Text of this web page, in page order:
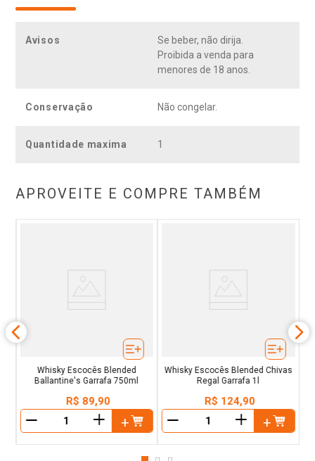
dirija.
Avisos
Se beber, não dirija.
Proibida a venda para
menores de 18 anos.
Conservação Não congelar.
Quantidade maxima 1
APROVEITE E COMPRE TAMBÉM
Whisky Escocês Blended
Ballantine's Garrafa 750ml
R$ 89,90
＋
Whisky Escocês Blended Chivas
Regal Garrafa 1l
R$ 124,90
＋